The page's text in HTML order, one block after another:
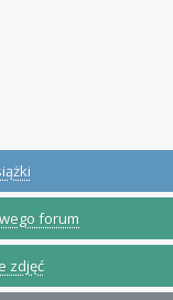
forum
zdjęć